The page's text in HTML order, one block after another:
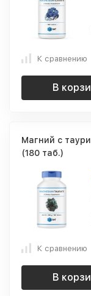
К сравнению
В
Магний c
(180 таб.)
К сравнению
В